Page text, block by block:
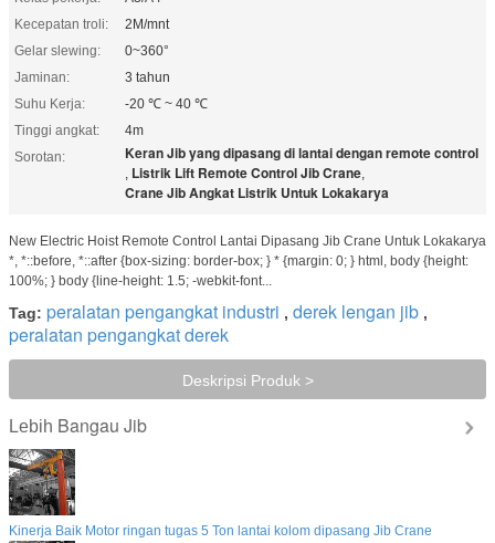
Kecepatan troli:
2M/mnt
Gelar slewing:
0~360°
Jaminan:
3 tahun
Suhu Kerja:
-20 ℃ ~ 40 ℃
Tinggi angkat:
4m
Sorotan:
Keran Jib yang dipasang di lantai dengan remote control
, Listrik Lift Remote Control Jib Crane,
Crane Jib Angkat Listrik Untuk Lokakarya
New Electric Hoist Remote Control Lantai Dipasang Jib Crane Untuk Lokakarya
*, *::before, *::after {box-sizing: border-box; } * {margin: 0; } html, body {height:
100%; } body {line-height: 1.5; -webkit-font...
Tag: peralatan pengangkat industri , derek lengan jib ,
peralatan pengangkat derek
Deskripsi Produk >
Lebih Bangau Jib
Kinerja Baik Motor ringan tugas 5 Ton lantai kolom dipasang Jib Crane